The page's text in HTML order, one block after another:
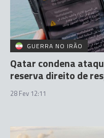
GUERRA NO IRÃO
Qatar condena
reserva direito de
28 Fev 12:11